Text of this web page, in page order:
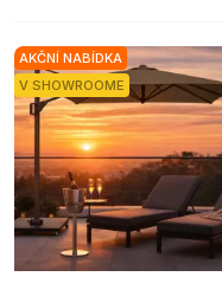
AKČNÍ NABÍDKA
V SHOWROOME